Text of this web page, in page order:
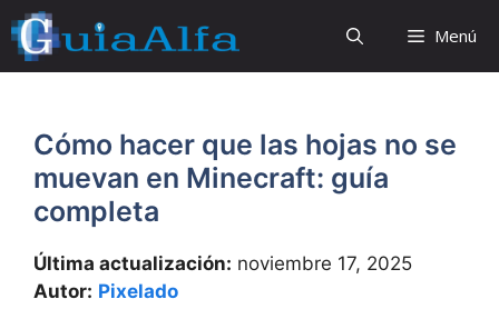
Saltar
al
contenido
Menú
Cómo hacer que las hojas no se
muevan en Minecraft: guía
completa
Última actualización: noviembre 17, 2025
Autor: Pixelado